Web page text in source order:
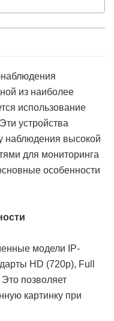
из наиболее
использование
устройства
наблюдения высокой
для мониторинга
особенности
модели IP-
HD (720p), Full
позволяет
картинку при